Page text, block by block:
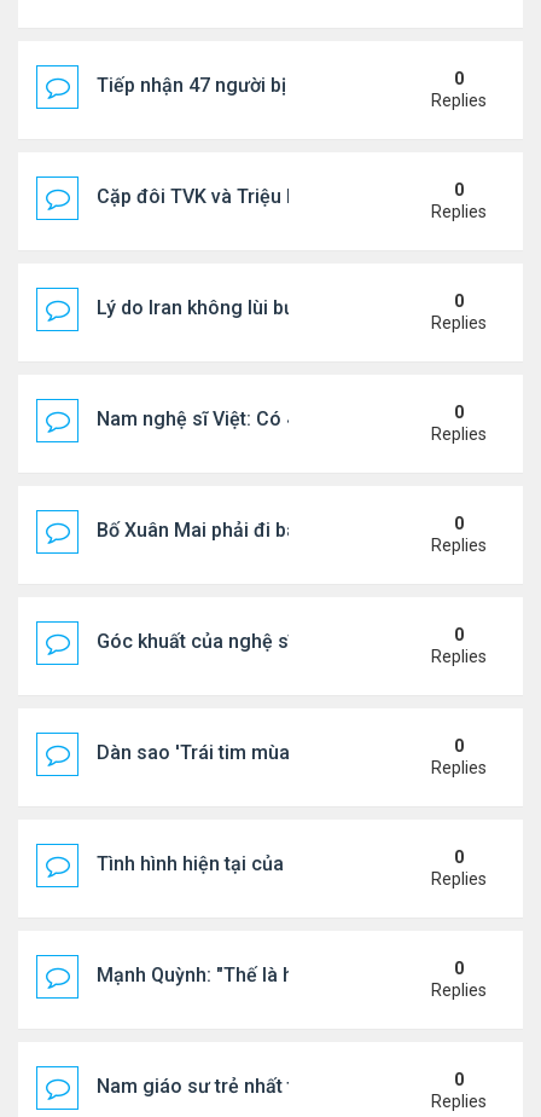
Tiếp nhận 47 người bị Mỹ trục xuất, Công an
0
Replies
Cặp đôi TVK và Triệu Mẫn được yêu thích nhất
0
Replies
Lý do Iran không lùi bước trước lời đe dọa của
0
Replies
Nam nghệ sĩ Việt: Có 4 nhà ở Pháp, sống gần
0
Replies
Bố Xuân Mai phải đi bán cơm ở Mỹ
0
Replies
Góc khuất của nghệ sĩ Hoài Tâm
0
Replies
Dàn sao 'Trái tim mùa thu' sau 26 năm
0
Replies
Tình hình hiện tại của Quang Lê
0
Replies
Mạnh Quỳnh: "Thế là hết"
0
Replies
Nam giáo sư trẻ nhất thế giới ở tuổi 18
0
Replies